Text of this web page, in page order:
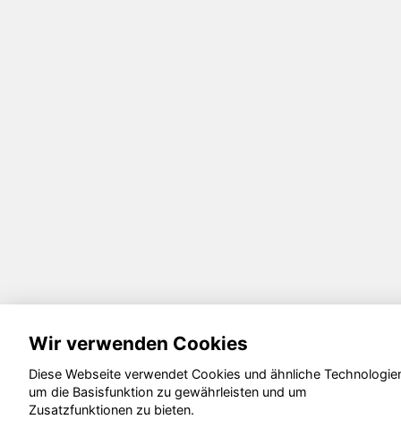
Wir verwenden Cookies
Diese Webseite verwendet Cookies und ähnliche
um die Basisfunktion zu gewährleisten und um
Zusatzfunktionen zu bieten.